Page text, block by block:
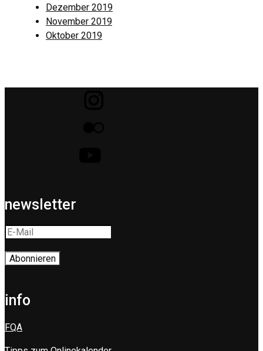
Dezember 2019
November 2019
Oktober 2019
newsletter
info
FQA